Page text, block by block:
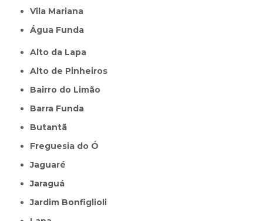
Vila Mariana
Água Funda
Alto da Lapa
Alto de Pinheiros
Bairro do Limão
Barra Funda
Butantã
Freguesia do Ó
Jaguaré
Jaraguá
Jardim Bonfiglioli